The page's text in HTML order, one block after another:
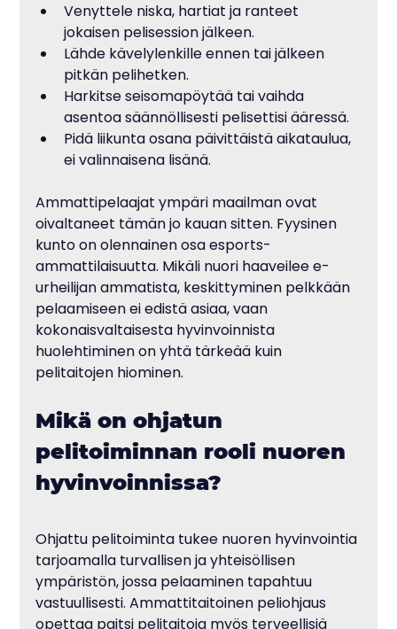
Venyttele niska, hartiat ja ranteet
jokaisen pelisession jälkeen.
Lähde kävelylenkille ennen tai jälkeen
pitkän pelihetken.
Harkitse seisomapöytää tai vaihda
asentoa säännöllisesti pelisettisi ääressä.
Pidä liikunta osana päivittäistä aikataulua,
ei valinnaisena lisänä.
Ammattipelaajat ympäri maailman ovat
oivaltaneet tämän jo kauan sitten. Fyysinen
kunto on olennainen osa esports-
ammattilaisuutta. Mikäli nuori haaveilee e-
urheilijan ammatista, keskittyminen pelkkään
pelaamiseen ei edistä asiaa, vaan
kokonaisvaltaisesta hyvinvoinnista
huolehtiminen on yhtä tärkeää kuin
pelitaitojen hiominen.
Mikä on ohjatun
pelitoiminnan rooli nuoren
hyvinvoinnissa?
Ohjattu pelitoiminta tukee nuoren hyvinvointia
tarjoamalla turvallisen ja yhteisöllisen
ympäristön, jossa pelaaminen tapahtuu
vastuullisesti. Ammattitaitoinen peliohjaus
opettaa paitsi pelitaitoja myös terveellisiä